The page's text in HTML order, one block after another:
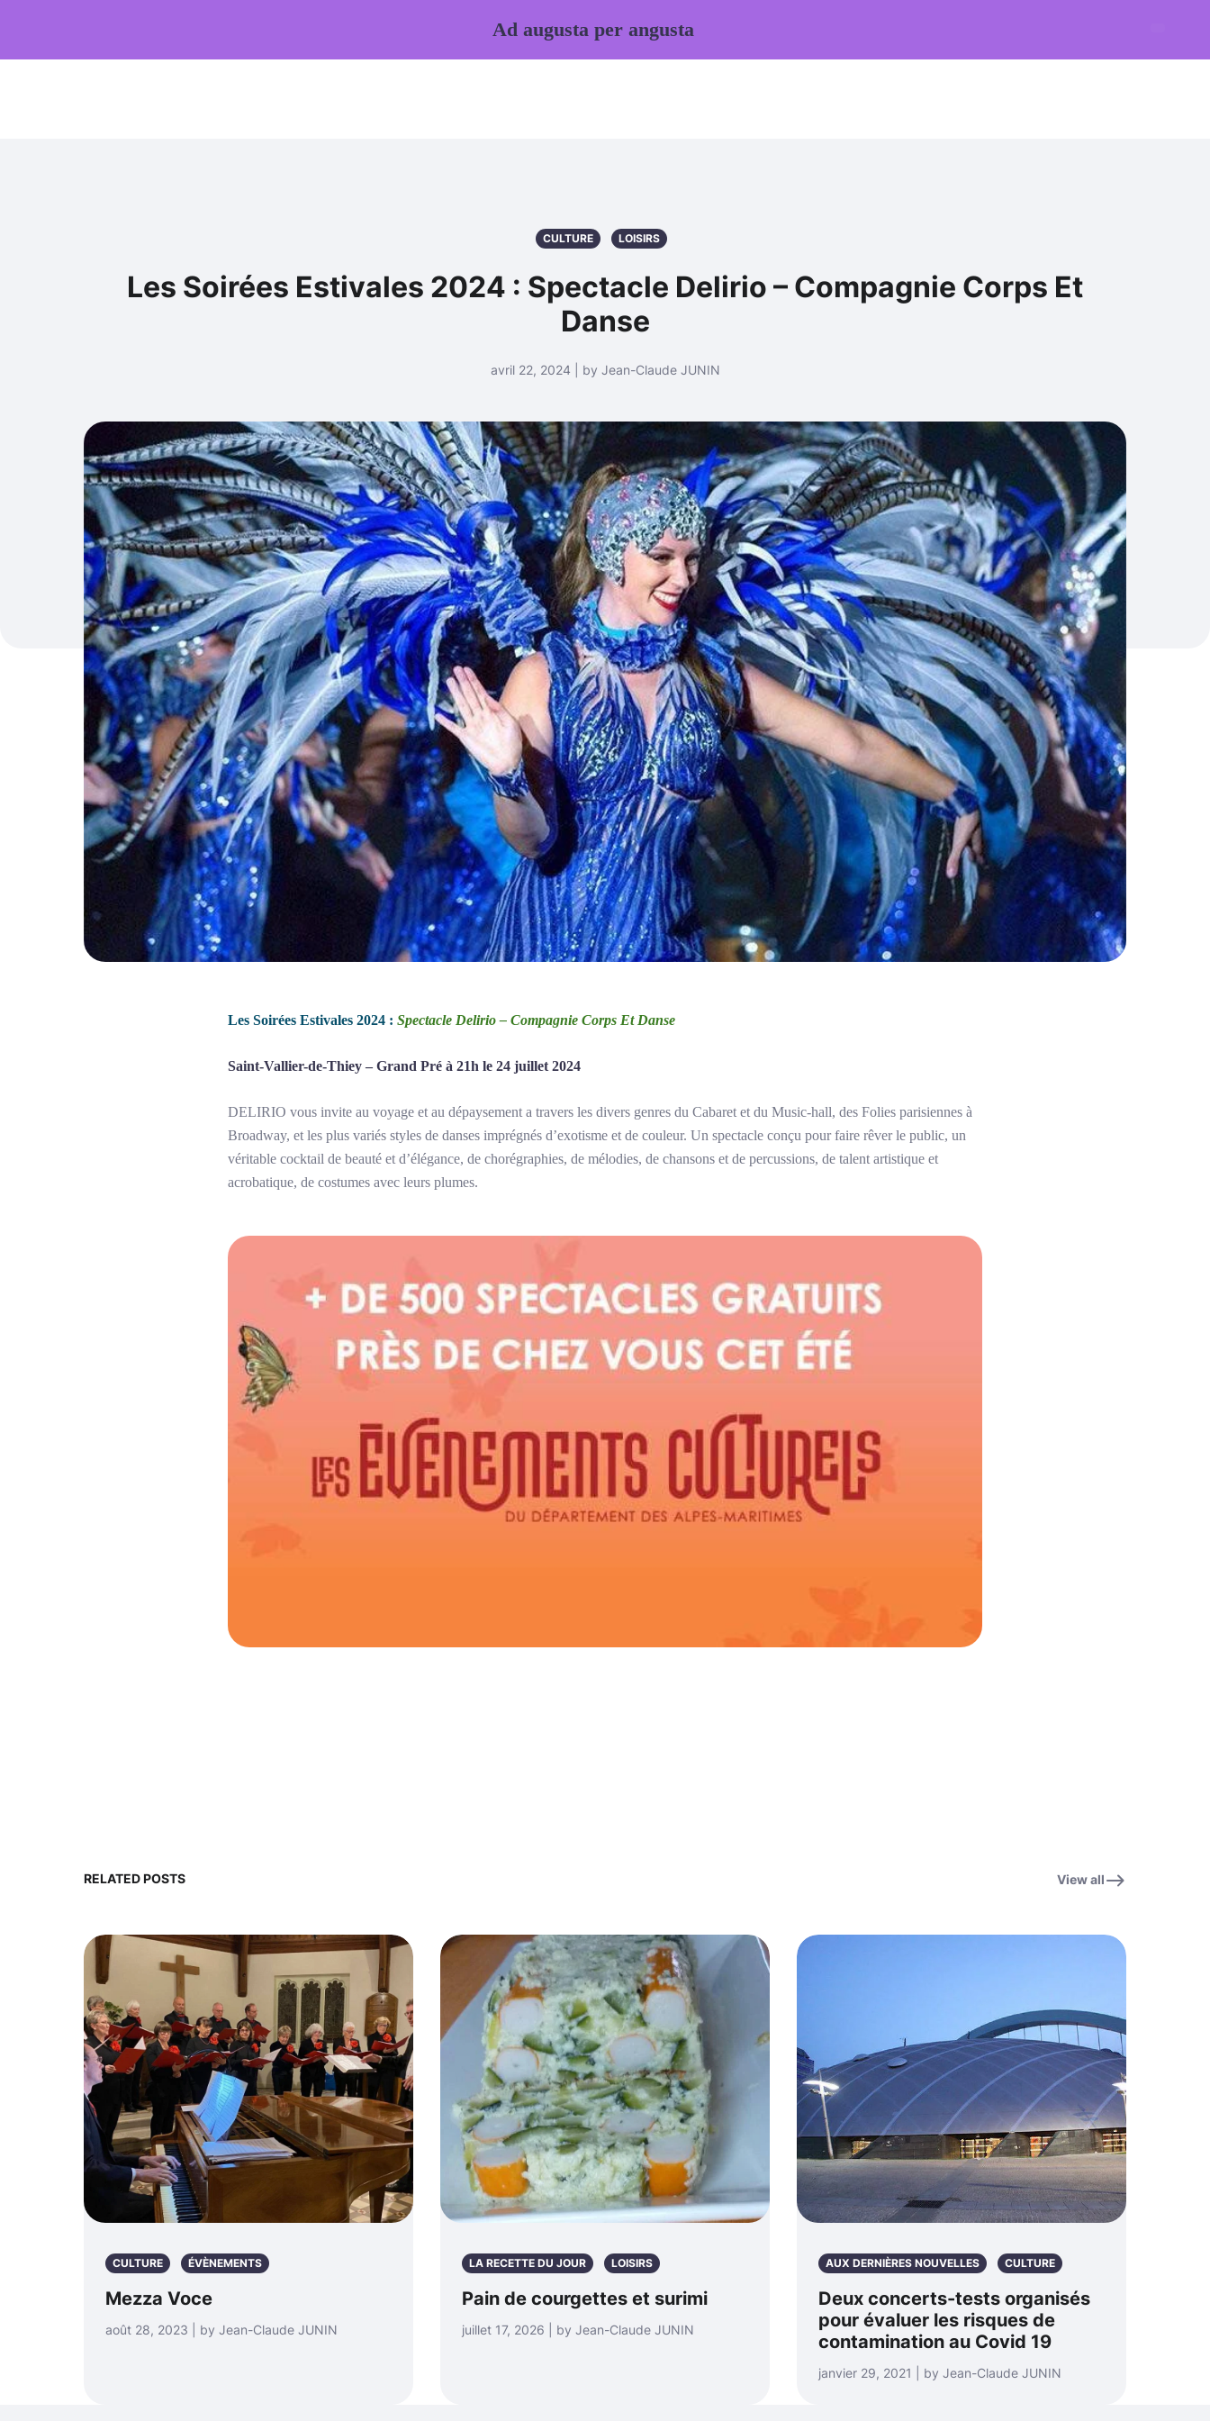
CULTURE LOISIRS
Les Soirées Estivales 2024 : Spectacle Delirio – Compagnie Corps Et
Danse
avril 22, 2024 | by Jean-Claude JUNIN
Les Soirées Estivales 2024 : Spectacle Delirio – Compagnie Corps Et Danse
Saint-Vallier-de-Thiey – Grand Pré à 21h le 24 juillet 2024
DELIRIO vous invite au voyage et au dépaysement a travers les divers genres du Cabaret et du Music-hall, des Folies parisiennes à
Broadway, et les plus variés styles de danses imprégnés d’exotisme et de couleur. Un spectacle conçu pour faire rêver le public, un
véritable cocktail de beauté et d’élégance, de chorégraphies, de mélodies, de chansons et de percussions, de talent artistique et
acrobatique, de costumes avec leurs plumes.
RELATED POSTS View all
CULTURE ÉVÈNEMENTS
Mezza Voce
août 28, 2023 | by Jean-Claude JUNIN
LA RECETTE DU JOUR LOISIRS
Pain de courgettes et surimi
juillet 17, 2026 | by Jean-Claude JUNIN
AUX DERNIÈRES NOUVELLES CULTURE
Deux concerts-tests organisés
pour évaluer les risques de
contamination au Covid 19
janvier 29, 2021 | by Jean-Claude JUNIN
Ad augusta per angusta